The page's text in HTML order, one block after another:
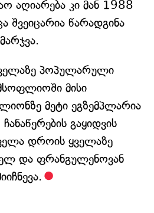
აღიარება კი მან 1988
შვეიცარია წარადგინა
პოპულარული
მისი
მეტი ეგზემპლარია
გაყიდვის
დროის ყველაზე
და ფრანგულენოვან